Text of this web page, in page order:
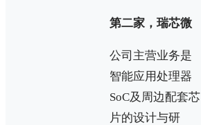
第二家，瑞芯微
公司主营业务是
智能应用处理器
SoC及周边配套芯
片的设计与研